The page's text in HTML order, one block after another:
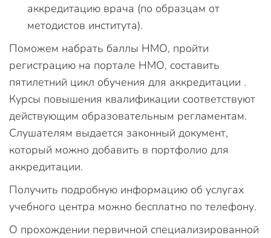
аккредитацию врача (по образцам от
методистов института).
Поможем набрать баллы НМО, пройти
регистрацию на портале НМО, составить
пятилетний цикл обучения для аккредитации .
Курсы повышения квалификации соответствуют
действующим образовательным регламентам.
Слушателям выдается законный документ,
который можно добавить в портфолио для
аккредитации.
Получить подробную информацию об услугах
учебного центра можно бесплатно по телефону.
О прохождении первичной специализированной